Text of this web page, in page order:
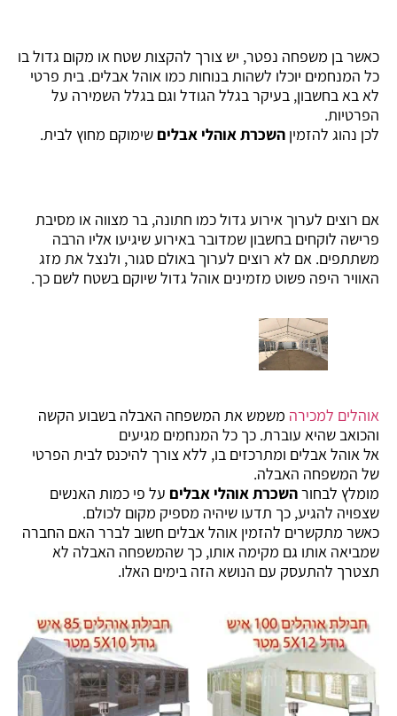
כאשר בן משפחה נפטר, יש צורך להקצות שטח או מקום גדול בו
כל המנחמים יוכלו לשהות בנוחות כמו אוהל אבלים. בית פרטי
לא בא בחשבון, בעיקר בגלל הגודל וגם בגלל השמירה על
הפרטיות.
לכן נהוג להזמין השכרת אוהלי אבלים שימוקם מחוץ לבית.
אם רוצים לערוך אירוע גדול כמו חתונה, בר מצווה או מסיבת
פרישה לוקחים בחשבון שמדובר באירוע שיגיעו אליו הרבה
משתתפים. אם לא רוצים לערוך באולם סגור, ולנצל את מזג
האוויר היפה פשוט מזמינים אוהל גדול שיוקם בשטח לשם כך.
אוהלים למכירה משמש את המשפחה האבלה בשבוע הקשה
והכואב שהיא עוברת. כך כל המנחמים מגיעים
אל אוהל אבלים ומתרכזים בו, ללא צורך להיכנס לבית הפרטי
של המשפחה האבלה.
מומלץ לבחורהשכרת אוהלי אבלים על פי כמות האנשים
שצפויה להגיע, כך תדעו שיהיה מספיק מקום לכולם.
כאשר מתקשרים להזמין אוהל אבלים חשוב לברר האם החברה
שמביאה אותו גם מקימה אותו, כך שהמשפחה האבלה לא
תצטרך להתעסק עם הנושא הזה בימים האלו.